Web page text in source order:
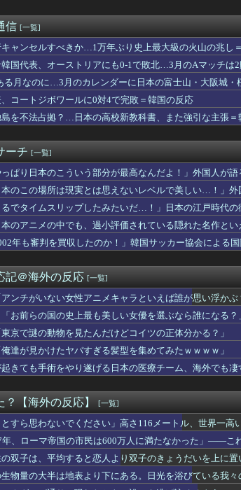
アが被害者面？（海外の反応）
て高カロリーだよな！←「お好み焼きの優勝」「焼きそ
史上最も美しい女優を選ぶなら誰になる？」
る無人店舗でどのような人が買い物をしているのか？」
た日本への強烈なフィルター」 中国人「フランスと日
ャンスを与えたゲーム」で大盛り上がり！海外ゲーマー
ムが起きてんの草。あんだけ仲が悪かった日本と韓国だ
い顔の男たちが部屋で喋ってるだけだった」名作と呼ば
宅配伝票、印刷じゃなかった」
上手の若君 第二期】第16話感想「中世の戦いに戦車持っ
本で捕まった強盗の異様な格好に海外びっくり仰天！（
催のHRダービーで見せた活躍にMLBファン騒然！←「
ナーズOBホームランダービーに登場しましたよ」
ルズファン、子供たちにラッチマンの名前を付けたのに
ーでスズメバチの巣に突撃「ハチからしたら突然ドイツ
村上宗隆が意地の第25号特大ホームラン！（海外の反
クルーザーはデビューが早すぎた！
たら無料案内所に行けばOKです」
日中韓の麺料理を比較した結果がこちら・・・」
の市民は600万人に満たなかった」——これを帝国の人口
議で大失態！（海外の反応）
FIFA会長、再選の支持見返りにモロッコへ2030年W杯...
の写真で鳩対策した結果→ちゃんと理解してて笑うｗｗ
散歩中の暑さに耐えられなかった結果」
明完了！←「日本の姿勢にリスペクト！」（海外の反応）
メ業界の勢力図を変えたと言われる作品がこちら…」→
？韓国軍にも慰安婦いたの？！』、『あれは売春婦だ！
解放してあげるね」切りたいのは自分なのに主語をひっ
新聞、まだこんなロマンが残ってたのか」
がサヨナラ本塁打を打たれドジャースの連敗が7に伸び
スコ”のディアスが地雷すぎる件「大谷と山本だけしかま
FIFA会長に愛人に口止め料を払っていた疑惑（海外の反
会関係者が『不適切接待は慣行だった』と衝撃発言！日
を見て！日本人はなんでも芸術に変えちゃうよ」
営会社がステマで措置命令！←「知ってた」（海外の反
信 [一覧]
キャンセルすべきか…1万年ぶり史上最大級の火山の兆し
国代表、オーストリアにも0-1で敗北…3月のAマッチは
る月なのに…3月のカレンダーに日本の富士山・大阪城・
コートジボワールに0対4で完敗＝韓国の反応
を不法占拠？…日本の高校新教科書、また強引な主張＝
ーチ [一覧]
ぱり日本のこういう部分が最高なんだよ！」外国人が
のこの場所は現実とは思えないレベルで美しい…！」外
でタイムスリップしたみたいだ…！」日本の江戸時代
【海外の反応】
のアニメの中でも、過小評価されている隠れた名作と
年も審判を買収したのか！」韓国サッカー協会による
記＠海外の反応 [一覧]
ンチがいない女性アニメキャラといえば誰が思い浮かぶ
お前らの国の史上最も美しい女優を選ぶなら誰になる？
京で謎の動物を見たんだけどコイツの正体分かる？」
達が見かけたヤバすぎる髪型を集めてみたｗｗｗｗ」
きても手術をやり遂げる日本の医療チーム、海外でも
【海外の反応】 [一覧]
とすら思わないでください」高さ116メートル、世界一高
年、ローマ帝国の市民は600万人に満たなかった」——こ
の双子は、平均すると恋人より双子のきょうだいを上に
らしい
生物量の大半は地表より下にある。日光を浴びている我